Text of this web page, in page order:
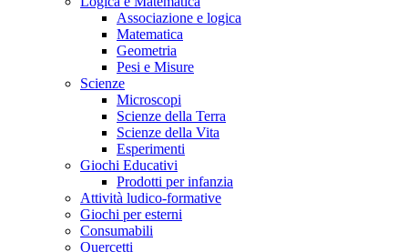
Associazione e logica
Matematica
Geometria
Pesi e Misure
Scienze
Microscopi
Scienze della Terra
Scienze della Vita
Esperimenti
Giochi Educativi
Prodotti per infanzia
Attività ludico-formative
Giochi per esterni
Consumabili
Quercetti